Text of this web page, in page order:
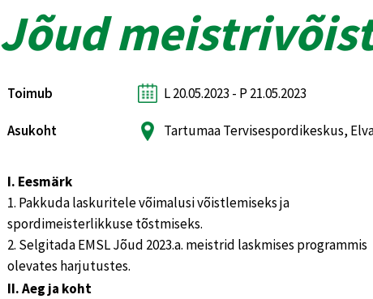
Jõud
Toimub L 20.05.2023 - P 21.05.2023
Asukoht Tartumaa Tervisespordikeskus,
I. Eesmärk
1. Pakkuda laskuritele võimalusi võistlemiseks ja
spordimeisterlikkuse tõstmiseks.
2. Selgitada EMSL Jõud 2023.a. meistrid laskmises programmis
olevates harjutustes.
II. Aeg ja koht